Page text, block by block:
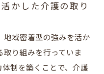
広がる介護の輪
し方とポイントを徹
かした介護の取り
地域密着型の強みを活か
取り組みを行っていま
制を築くことで、介護